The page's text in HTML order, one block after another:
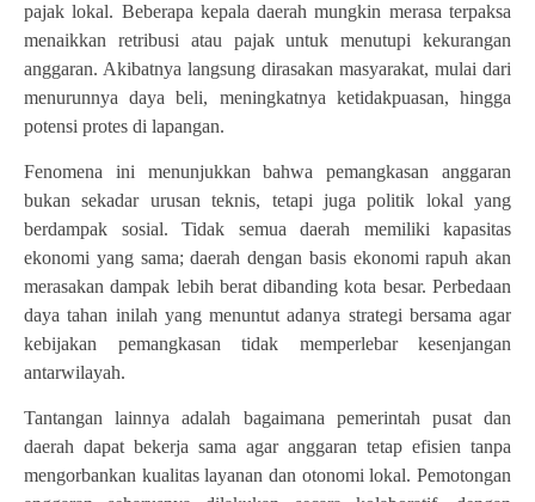
pajak lokal. Beberapa kepala daerah mungkin merasa terpaksa
menaikkan retribusi atau pajak untuk menutupi kekurangan
anggaran. Akibatnya langsung dirasakan masyarakat, mulai dari
menurunnya daya beli, meningkatnya ketidakpuasan, hingga
potensi protes di lapangan.
Fenomena ini menunjukkan bahwa pemangkasan anggaran
bukan sekadar urusan teknis, tetapi juga politik lokal yang
berdampak sosial. Tidak semua daerah memiliki kapasitas
ekonomi yang sama; daerah dengan basis ekonomi rapuh akan
merasakan dampak lebih berat dibanding kota besar. Perbedaan
daya tahan inilah yang menuntut adanya strategi bersama agar
kebijakan pemangkasan tidak memperlebar kesenjangan
antarwilayah.
Tantangan lainnya adalah bagaimana pemerintah pusat dan
daerah dapat bekerja sama agar anggaran tetap efisien tanpa
mengorbankan kualitas layanan dan otonomi lokal. Pemotongan